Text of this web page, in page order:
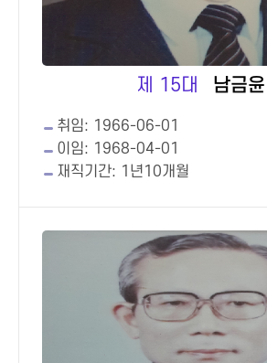
제 15대 남금윤
취임: 1966-06-01
이임: 1968-04-01
재직기간: 1년10개월